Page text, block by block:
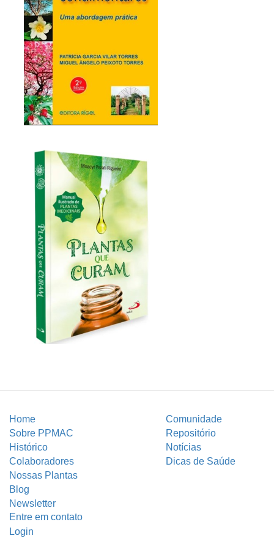
Home
Comunidade
Sobre PPMAC
Repositório
Histórico
Notícias
Colaboradores
Dicas de Saúde
Nossas Plantas
Blog
Newsletter
Entre em contato
Login